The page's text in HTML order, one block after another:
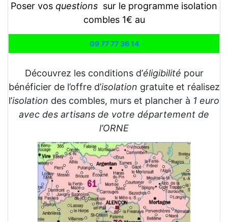
Poser vos questions sur le programme isolation
combles 1€ au
09 77 77 36 14
Découvrez les conditions d’éligibilité pour
bénéficier de l’offre d’isolation gratuite et réalisez
l’isolation des combles, murs et plancher à 1 euro
avec des artisans de votre département de
l’ORNE